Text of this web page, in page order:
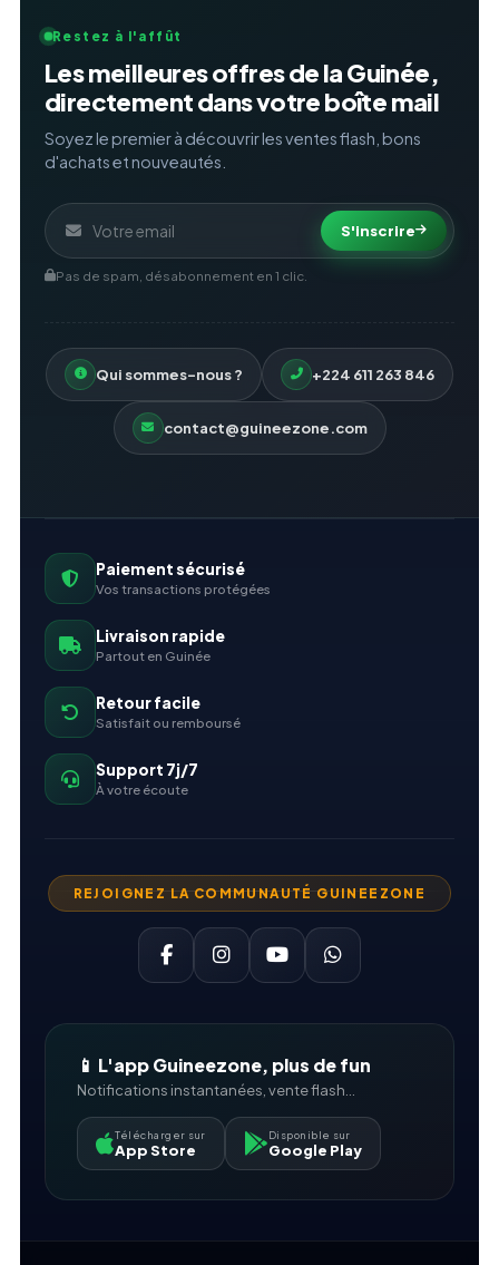
Restez à l'affût
Les meilleures offres de la Guinée,
directement dans votre boîte mail
Soyez le premier à découvrir les ventes flash, bons
d'achats et nouveautés.
S'inscrire
Pas de spam, désabonnement en 1 clic.
Qui sommes-nous ? +224 611 263 846
contact@guineezone.com
Paiement sécurisé
Vos transactions protégées
Livraison rapide
Partout en Guinée
Retour facile
Satisfait ou remboursé
Support 7j/7
À votre écoute
REJOIGNEZ LA COMMUNAUTÉ GUINEEZONE
📱 L'app Guineezone, plus de fun
Notifications instantanées, vente flash...
Télécharger sur
App Store
Disponible sur
Google Play